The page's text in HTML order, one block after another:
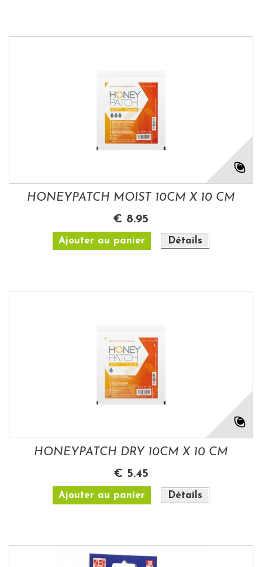
HONEYPATCH MOIST 10CM X 10 CM
€ 8.95
Ajouter au panier Détails
HONEYPATCH DRY 10CM X 10 CM
€ 5.45
Ajouter au panier Détails